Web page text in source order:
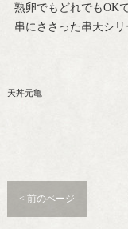
熟卵でもどれでもOK
串にささった串天シリ
天丼元亀
< 前のページ